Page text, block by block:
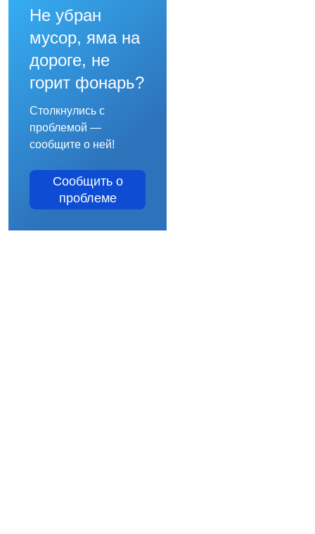
Не убран
мусор, яма на
дороге, не
горит фонарь?
Столкнулись с
проблемой —
сообщите о ней!
Сообщить о
проблеме